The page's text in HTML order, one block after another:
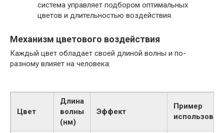
система управляет подбором оптимальных
цветов и длительностью воздействия.
Механизм цветового воздействия
Каждый цвет обладает своей длиной волны и по-
разному влияет на человека:
Цвет
Длина
волны
(нм)
Эффект
Пример